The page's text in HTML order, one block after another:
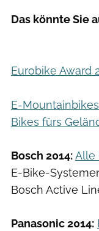
Das könnte Sie
Eurobike Award
E-
Bikes fürs
Bosch 2014:Alle
E-Bike-
Bosch Active
Panasonic 2014: